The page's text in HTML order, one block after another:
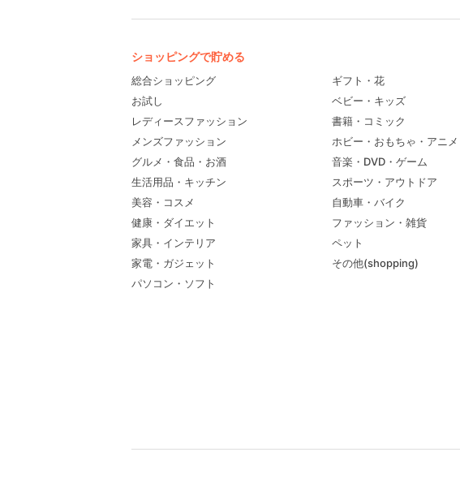
ショッピングで貯める
総合ショッピング
お試し
レディースファッション
メンズファッション
グルメ・食品・お酒
生活用品・キッチン
美容・コスメ
健康・ダイエット
家具・インテリア
家電・ガジェット
パソコン・ソフト
ギフト・花
ベビー・キッズ
書籍・コミック
ホビー・おもちゃ・アニメ
音楽・DVD・ゲーム
スポーツ・アウトドア
自動車・バイク
ファッション・雑貨
ペット
その他(shopping)